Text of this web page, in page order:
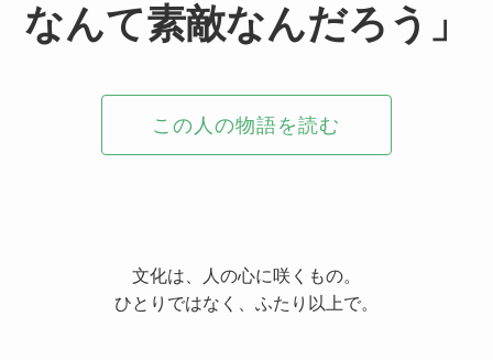
なんて素敵なんだろう」
この人の物語を読む
文化は、人の心に咲くもの。
ひとりではなく、ふたり以上で。